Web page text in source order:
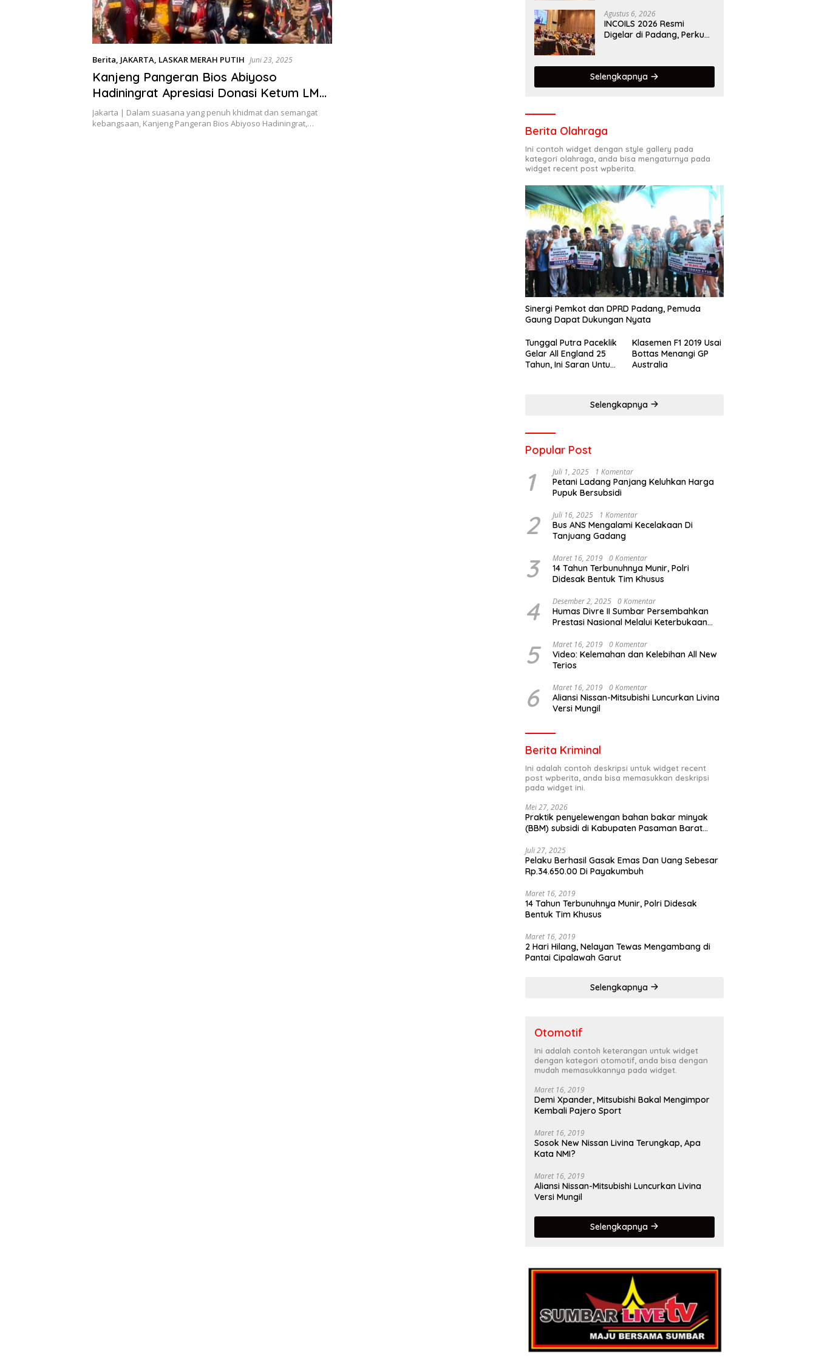
Berita, JAKARTA, LASKAR MERAH PUTIH Juni 23, 2025
Kanjeng Pangeran Bios Abiyoso
Hadiningrat Apresiasi Donasi Ketum LMP
untuk Haul Pakubuwono X: Menguatkan
Budaya dan Literasi Sejarah Nusantara
Jakarta | Dalam suasana yang penuh khidmat dan semangat
kebangsaan, Kanjeng Pangeran Bios Abiyoso Hadiningrat,…
Agustus 6, 2026
INCOILS 2026 Resmi
Digelar di Padang, Perkuat
Selengkapnya
Berita Olahraga
Ini contoh widget dengan style gallery pada
kategori olahraga, anda bisa mengaturnya pada
widget recent post wpberita.
Sinergi Pemkot dan DPRD Padang, Pemuda
Gaung Dapat Dukungan Nyata
Tunggal Putra Paceklik
Gelar All England 25
Tahun, Ini Saran Untuk
Klasemen F1 2019 Usai
Bottas Menangi GP
Australia
Selengkapnya
Popular Post
1 Juli 1, 2025 1 Komentar
Petani Ladang Panjang Keluhkan Harga
Pupuk Bersubsidi
2 Juli 16, 2025 1 Komentar
Bus ANS Mengalami Kecelakaan Di
Tanjuang Gadang
3 Maret 16, 2019 0 Komentar
14 Tahun Terbunuhnya Munir, Polri
Didesak Bentuk Tim Khusus
4 Desember 2, 2025 0 Komentar
Humas Divre II Sumbar Persembahkan
Prestasi Nasional Melalui Keterbukaan
5 Maret 16, 2019 0 Komentar
Video: Kelemahan dan Kelebihan All New
Terios
6 Maret 16, 2019 0 Komentar
Aliansi Nissan-Mitsubishi Luncurkan Livina
Versi Mungil
Berita Kriminal
Ini adalah contoh deskripsi untuk widget recent
post wpberita, anda bisa memasukkan deskripsi
pada widget ini.
Mei 27, 2026
Praktik penyelewengan bahan bakar minyak
(BBM) subsidi di Kabupaten Pasaman Barat
Juli 27, 2025
Pelaku Berhasil Gasak Emas Dan Uang Sebesar
Rp.34.650.00 Di Payakumbuh
Maret 16, 2019
14 Tahun Terbunuhnya Munir, Polri Didesak
Bentuk Tim Khusus
Maret 16, 2019
2 Hari Hilang, Nelayan Tewas Mengambang di
Pantai Cipalawah Garut
Selengkapnya
Otomotif
Ini adalah contoh keterangan untuk widget
dengan kategori otomotif, anda bisa dengan
mudah memasukkannya pada widget.
Maret 16, 2019
Demi Xpander, Mitsubishi Bakal Mengimpor
Kembali Pajero Sport
Maret 16, 2019
Sosok New Nissan Livina Terungkap, Apa
Kata NMI?
Maret 16, 2019
Aliansi Nissan-Mitsubishi Luncurkan Livina
Versi Mungil
Selengkapnya